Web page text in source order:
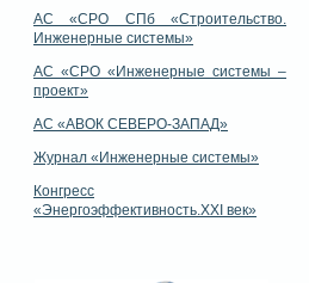
АС «СРО СПб «Строительство.
Инженерные системы»
АС «СРО «Инженерные системы –
проект»
АС «АВОК СЕВЕРО-ЗАПАД»
Журнал «Инженерные системы»
Конгресс
«Энергоэффективность.XXI век»